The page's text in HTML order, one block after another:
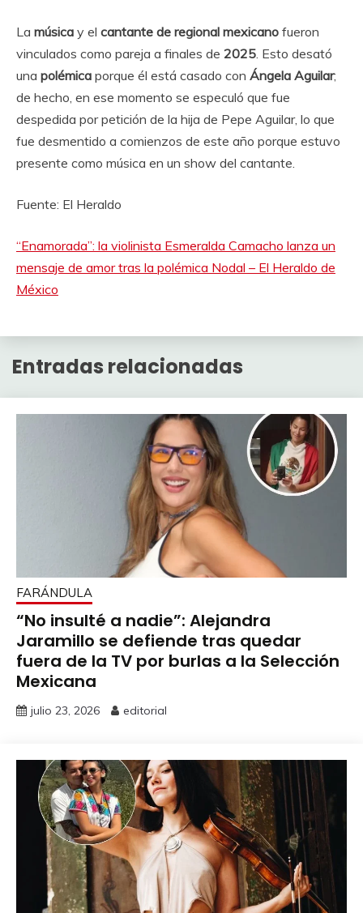
La música y el cantante de regional mexicano fueron
vinculados como pareja a finales de 2025. Esto desató
una polémica porque él está casado con Ángela Aguilar;
de hecho, en ese momento se especuló que fue
despedida por petición de la hija de Pepe Aguilar, lo que
fue desmentido a comienzos de este año porque estuvo
presente como música en un show del cantante.
Fuente: El Heraldo
“Enamorada”: la violinista Esmeralda Camacho lanza un
mensaje de amor tras la polémica Nodal – El Heraldo de
México
Entradas relacionadas
FARÁNDULA
“No insulté a nadie”: Alejandra
Jaramillo se defiende tras quedar
fuera de la TV por burlas a la Selección
Mexicana
julio 23, 2026 editorial